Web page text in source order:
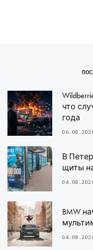
что
года
В
щиты
BMW